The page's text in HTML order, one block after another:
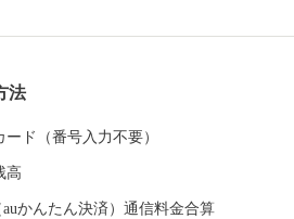
子高齢化起因による厳しい現実(社会課
め、町が一丸となって町の未来を考え・創
町『MIRAI』づくりプロジェクト”です。
の1つとして「錦江町ふるさと納税事業」
法
ード（番号入力不要）
高
auかんたん決済）通信料金合算